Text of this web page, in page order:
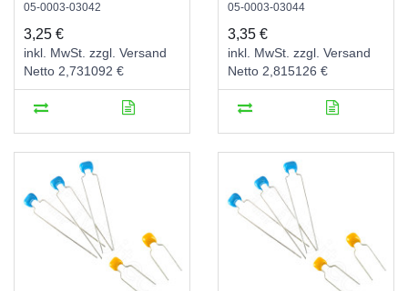
05-0003-03042
3,25 €
inkl. MwSt. zzgl. Versand
Netto 2,731092 €
05-0003-03044
3,35 €
inkl. MwSt. zzgl. Versand
Netto 2,815126 €